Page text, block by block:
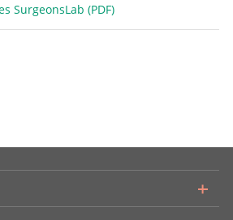
SurgeonsLab (PDF)